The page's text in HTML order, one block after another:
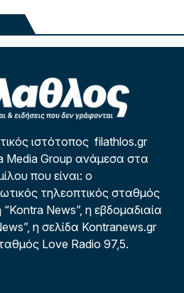
ιστότοπος filathlos.gr
Media Group ανάμεσα στα
που είναι: ο
τηλεοπτικός σταθμός
“Kontra News”, η εβδομαδιαία
η σελίδα Kontranews.gr
Love Radio 97,5.